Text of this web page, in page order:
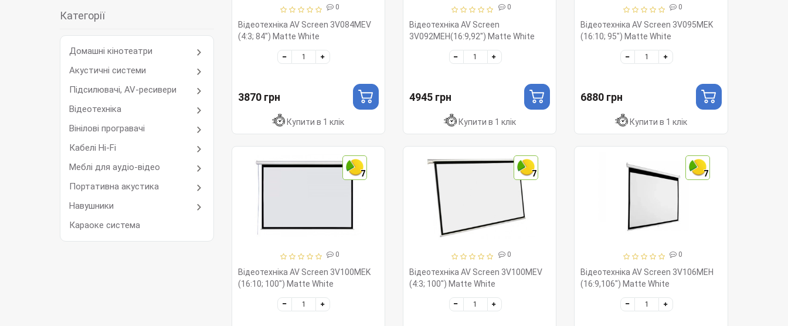
Категорії
Домашні кінотеатри
Акустичні системи
Підсилювачі, AV-ресивери
Відеотехніка
Вінілові програвачі
Кабелі Hi-Fi
Меблі для аудіо-відео
Портативна акустика
Навушники
Караоке система
0
Відеотехніка AV Screen 3V084MEV
(4:3; 84") Matte White
3870 грн
Купити в 1 клік
0
Відеотехніка AV Screen
3V092MEH(16:9,92") Matte White
4945 грн
Купити в 1 клік
0
Відеотехніка AV Screen 3V095MEK
(16:10; 95") Matte White
6880 грн
Купити в 1 клік
7
0
Відеотехніка AV Screen 3V100MEK
(16:10; 100") Matte White
7
0
Відеотехніка AV Screen 3V100MEV
(4:3; 100") Matte White
7
0
Відеотехніка AV Screen 3V106MEH
(16:9,106") Matte White